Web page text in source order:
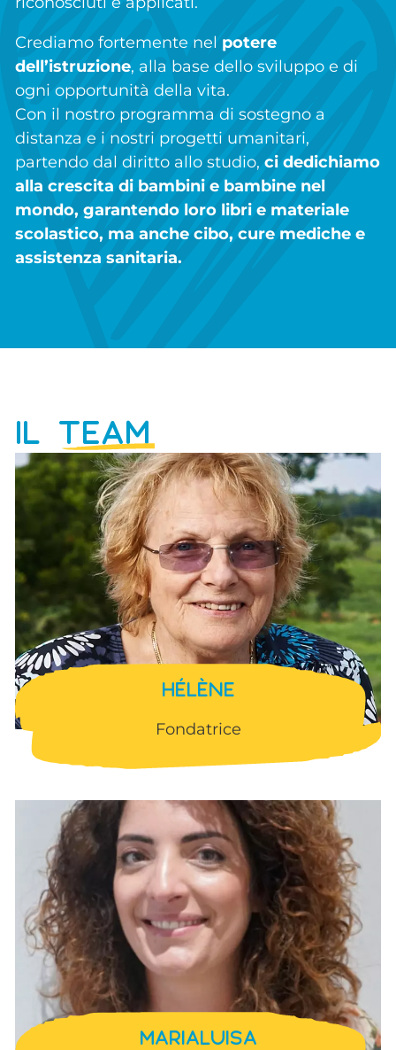
Crediamo fortemente nel potere
dell’istruzione, alla base dello sviluppo e di
ogni opportunità della vita.
Con il nostro programma di sostegno a
distanza e i nostri progetti umanitari,
partendo dal diritto allo studio,ci dedichiamo
alla crescita di bambini e bambine nel
mondo, garantendo loro libri e materiale
scolastico, ma anche cibo, cure mediche e
assistenza sanitaria.
IL TEAM
HÉLÈNE
Fondatrice
MARIALUISA